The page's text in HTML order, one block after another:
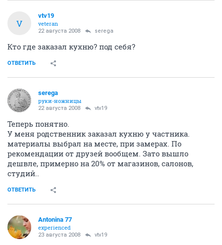
V
vtv19
veteran
22 августа 2008 serega
Кто где заказал кухню? под себя?
ОТВЕТИТЬ
serega
руки-ножницы
22 августа 2008 vtv19
Теперь понятно.
У меня родственник заказал кухню у частника.
материалы выбрал на месте, при замерах. По
рекомендации от друзей вообщем. Зато вышло
дешвле, примерно на 20% от магазинов, салонов,
студий..
ОТВЕТИТЬ
Antonina 77
experienced
23 августа 2008 vtv19